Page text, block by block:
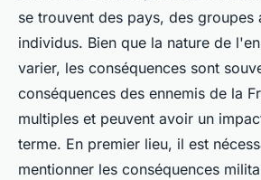
se trouvent des pays, des groupes
individus. Bien que la nature de
varier, les conséquences sont
conséquences des ennemis de la
multiples et peuvent avoir un
terme. En premier lieu, il est
mentionner les conséquences